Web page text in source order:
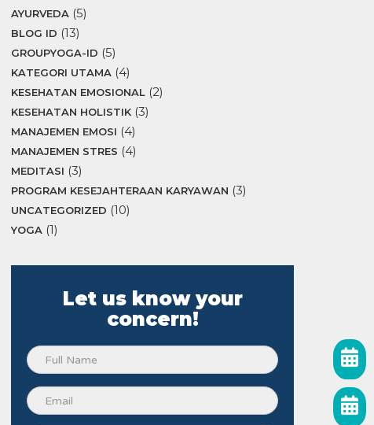
AYURVEDA (5)
BLOG ID (13)
GROUPYOGA-ID (5)
KATEGORI UTAMA (4)
KESEHATAN EMOSIONAL (2)
KESEHATAN HOLISTIK (3)
MANAJEMEN EMOSI (4)
MANAJEMEN STRES (4)
MEDITASI (3)
PROGRAM KESEJAHTERAAN KARYAWAN (3)
UNCATEGORIZED (10)
YOGA (1)
Let us know your
concern!